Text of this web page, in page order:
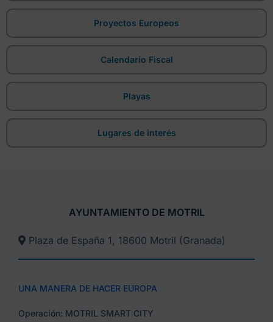
Proyectos Europeos
Calendario Fiscal
Playas
Lugares de interés
AYUNTAMIENTO DE MOTRIL
Plaza de España 1, 18600 Motril (Granada)​
UNA MANERA DE HACER EUROPA
Operación: MOTRIL SMART CITY